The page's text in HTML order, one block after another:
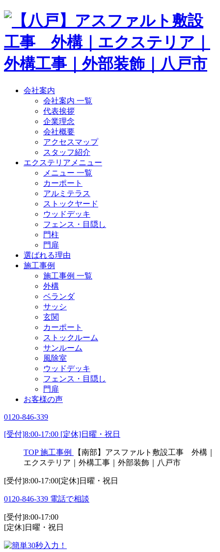
会社案内
会社案内 一覧
代表挨拶
企業理念
会社概要
アクセスマップ
スタッフ紹介
エクステリアメニュー
メニュー 一覧
カーポート
アルミテラス
ストックヤード
ウッドデッキ
フェンス・目隠し
門柱
門扉
選ばれる理由
施工事例
施工事例 一覧
外構
ベランダ
サッシ
玄関
カーポート
ストックルーム
サンルーム
風除室
ウッドデッキ
フェンス・目隠し
門扉
お客様の声
0120-846-339
[受付]8:00-17:00 [定休]日曜・祝日
TOP 施工事例
【南部】アスファルト敷設工事 外構｜
エクステリア｜外構工事｜外部装飾｜八戸市
[受付]8:00-17:00[定休]日曜・祝日
0120-846-339 電話で相談
[受付]8:00-17:00
[定休]日曜・祝日